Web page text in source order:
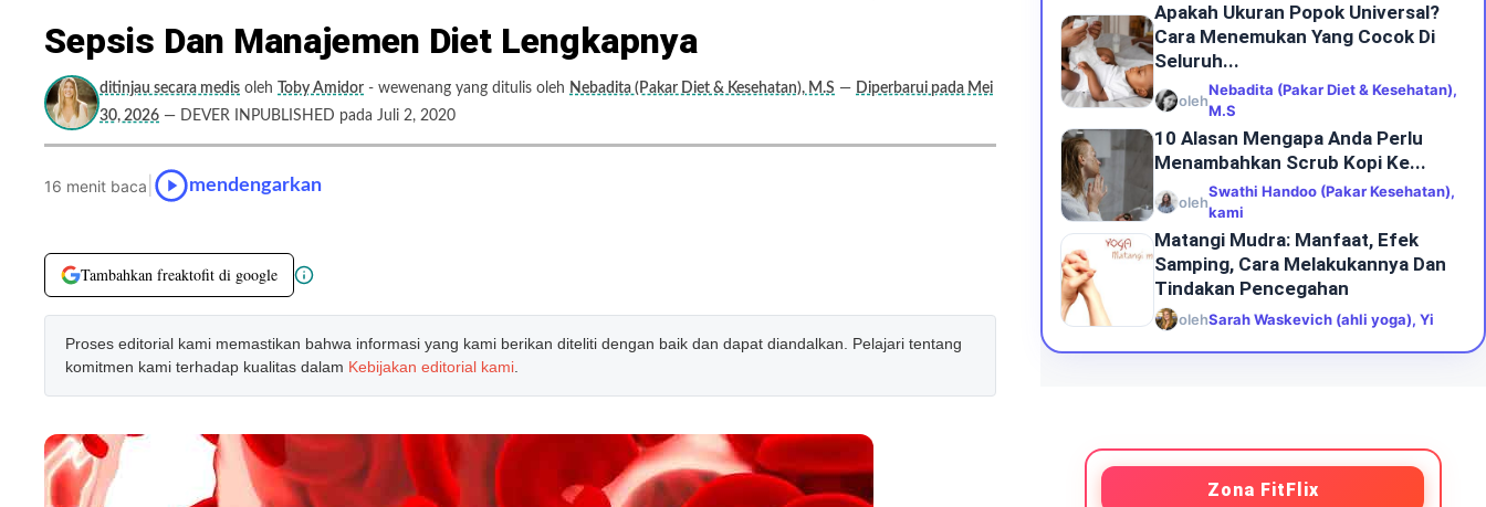
Sepsis Dan Manajemen Diet Lengkapnya
ditinjau secara medis oleh Toby Amidor - wewenang yang ditulis oleh Nebadita (Pakar Diet & Kesehatan), M.S — Diperbarui pada Mei
30, 2026 — DEVER INPUBLISHED pada Juli 2, 2020
16 menit baca mendengarkan
Tambahkan freaktofit di google
Proses editorial kami memastikan bahwa informasi yang kami berikan diteliti dengan baik dan dapat diandalkan. Pelajari tentang
komitmen kami terhadap kualitas dalam Kebijakan editorial kami
Apakah Ukuran Popok Universal?
Cara Menemukan Yang Cocok Di
Seluruh...
oleh
Nebadita (Pakar Diet & Kesehatan),
M.S
10 Alasan Mengapa Anda Perlu
Menambahkan Scrub Kopi Ke...
oleh
Swathi Handoo (Pakar Kesehatan),
kami
Matangi Mudra: Manfaat, Efek
Samping, Cara Melakukannya Dan
Tindakan Pencegahan
olehSarah Waskevich (ahli yoga), Yi
Zona FitFlix